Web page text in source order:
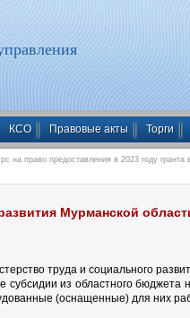
КСО Правовые акты Торги
на право предоставления в 2023 году
Мурманской
труда и социального
субсидии из областного бюджета
(оснащенные) для них